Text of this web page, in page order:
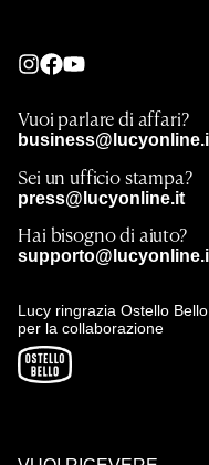
Vuoi parlare di affari?
Sei un ufficio stampa?
press@lucyonline.it
Hai bisogno di aiuto?
Lucy ringrazia Ostello Bello
per la collaborazione